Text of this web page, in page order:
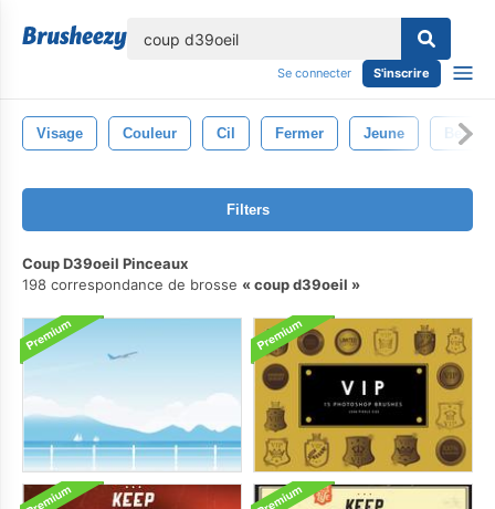
Se connecter S'inscrire
Visage Couleur Cil Fermer Jeune Beauté
Filters
Coup D39oeil Pinceaux
198 correspondance de brosse
coup d39oeil